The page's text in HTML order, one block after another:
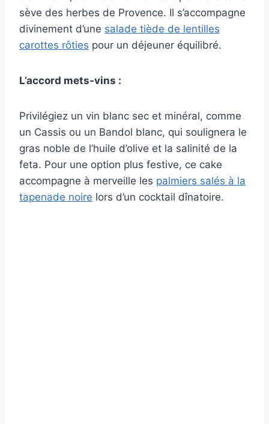
sève des herbes de Provence. Il s’accompagne
divinement d’une salade tiède de lentilles
carottes rôties pour un déjeuner équilibré.
L’accord mets-vins :
Privilégiez un vin blanc sec et minéral, comme
un Cassis ou un Bandol blanc, qui soulignera le
gras noble de l’huile d’olive et la salinité de la
feta. Pour une option plus festive, ce cake
accompagne à merveille les palmiers salés à la
tapenade noire lors d’un cocktail dînatoire.